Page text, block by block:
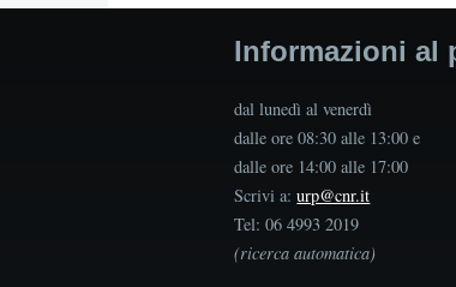
Informazioni al
dal lunedì al venerdì
dalle ore 08:30 alle 13:00 e
dalle ore 14:00 alle 17:00
Scrivi a:urp@cnr.it
Tel: 06 4993 2019
(ricerca automatica)